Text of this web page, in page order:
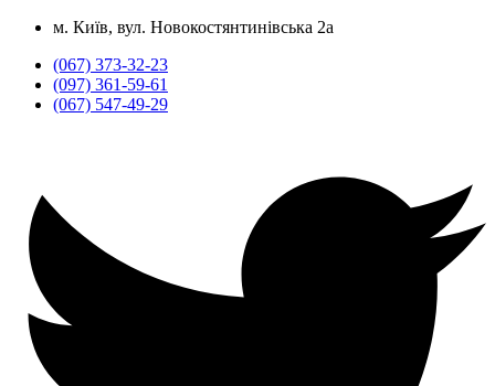
м. Київ, вул. Новокостянтинівська 2а
(067) 373-32-23
(097) 361-59-61
(067) 547-49-29